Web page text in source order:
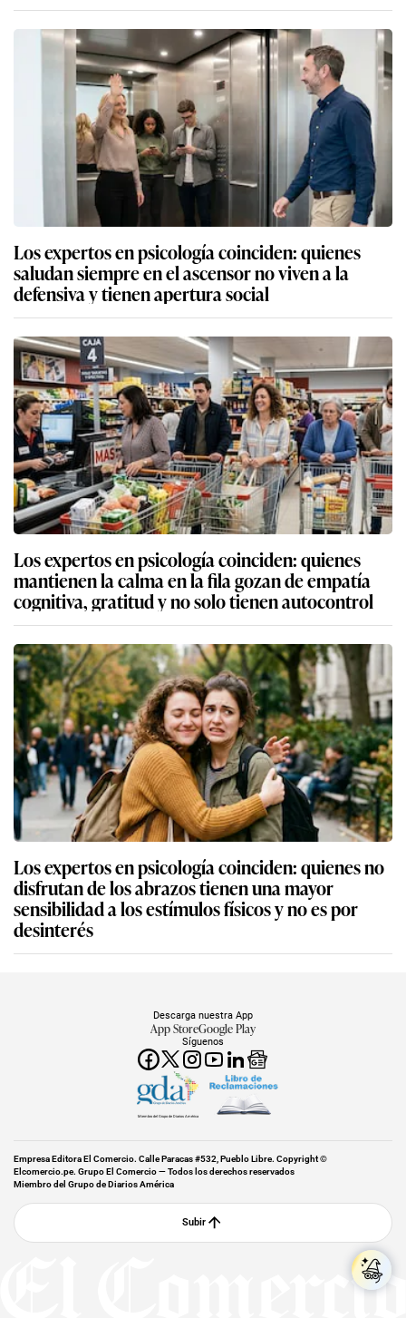
Los expertos en psicología coinciden: quienes
saludan siempre en el ascensor no viven a la
defensiva y tienen apertura social
Los expertos en psicología coinciden: quienes
mantienen la calma en la fila gozan de empatía
cognitiva, gratitud y no solo tienen autocontrol
Los expertos en psicología coinciden: quienes no
disfrutan de los abrazos tienen una mayor
sensibilidad a los estímulos físicos y no es por
desinterés
Síguenos
Descarga nuestra App
App StoreGoogle Play
Miembro del Grupo de Diarios América
Empresa Editora El Comercio. Calle Paracas #532, Pueblo Libre. Copyright ©
Elcomercio.pe. Grupo El Comercio — Todos los derechos reservados
Miembro del Grupo de Diarios América
Subir